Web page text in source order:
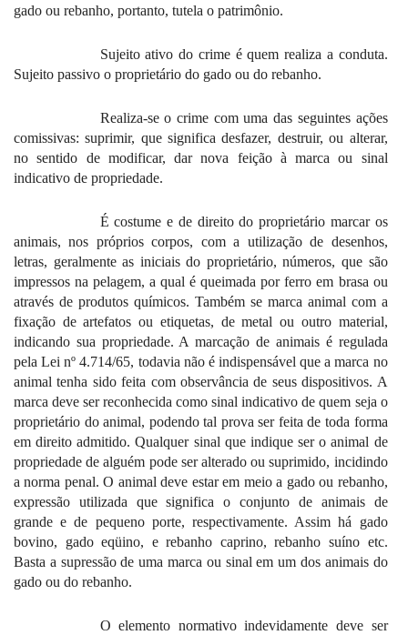
gado ou rebanho, portanto, tutela o patrimônio.
Sujeito ativo do crime é quem realiza a conduta.
Sujeito passivo o proprietário do gado ou do rebanho.
Realiza-se o crime com uma das seguintes ações
comissivas: suprimir, que significa desfazer, destruir, ou alterar,
no sentido de modificar, dar nova feição à marca ou sinal
indicativo de propriedade.
É costume e de direito do proprietário marcar os
animais, nos próprios corpos, com a utilização de desenhos,
letras, geralmente as iniciais do proprietário, números, que são
impressos na pelagem, a qual é queimada por ferro em brasa ou
através de produtos químicos. Também se marca animal com a
fixação de artefatos ou etiquetas, de metal ou outro material,
indicando sua propriedade. A marcação de animais é regulada
pela Lei nº 4.714/65, todavia não é indispensável que a marca no
animal tenha sido feita com observância de seus dispositivos. A
marca deve ser reconhecida como sinal indicativo de quem seja o
proprietário do animal, podendo tal prova ser feita de toda forma
em direito admitido. Qualquer sinal que indique ser o animal de
propriedade de alguém pode ser alterado ou suprimido, incidindo
a norma penal. O animal deve estar em meio a gado ou rebanho,
expressão utilizada que significa o conjunto de animais de
grande e de pequeno porte, respectivamente. Assim há gado
bovino, gado eqüino, e rebanho caprino, rebanho suíno etc.
Basta a supressão de uma marca ou sinal em um dos animais do
gado ou do rebanho.
O elemento normativo indevidamente deve ser